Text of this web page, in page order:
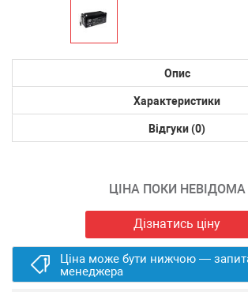
Опис
Характеристики
Відгуки (0)
ЦІНА ПОКИ НЕВІДОМА
Дізнатись ціну
Ціна може бути нижчою —
менеджера